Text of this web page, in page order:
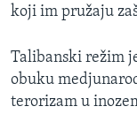
IZBJEGLIČKA
MAGAZIN
O GLASU AMERIKE
koji im pružaju
Talibanski režim
obuku
terorizam u